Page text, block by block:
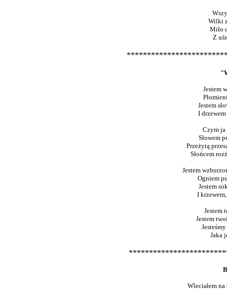
Wilki
Miło
Z
Jestem
Jestem
I
Czym ja
Słowem
Przeżytą
Słońcem
Jestem
Ogniem
Jestem
I
Jestem
Jestem
Jaka
Wleciałem